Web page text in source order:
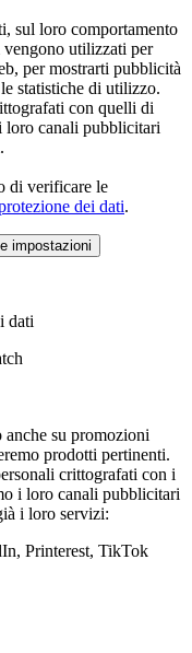
sul loro comportamento
utilizzati per
per mostrarti pubblicità
statistiche di utilizzo.
con quelli di
loro canali pubblicitari
di verificare le
dei dati.
impostazioni
dati
su promozioni
prodotti pertinenti.
crittografati con i
i loro canali pubblicitari
i loro servizi:
Printerest, TikTok